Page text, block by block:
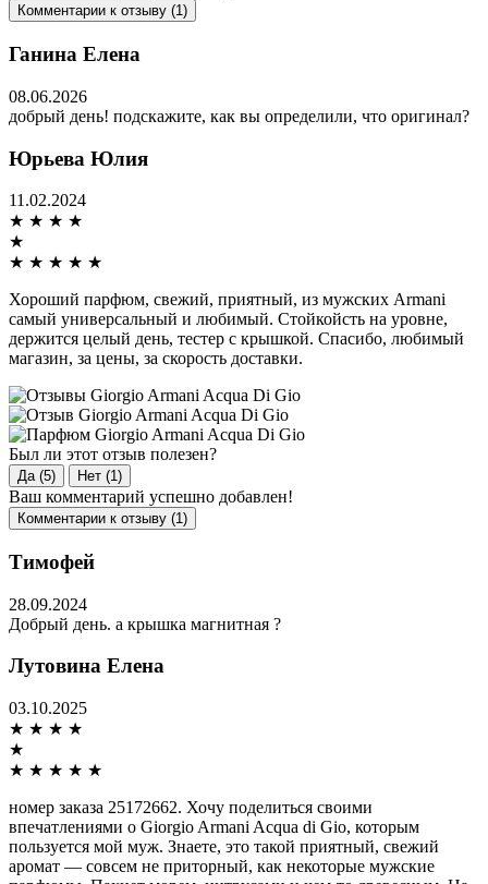
Комментарии к отзыву (1)
Ганина Елена
08.06.2026
добрый день! подскажите, как вы определили, что оригинал?
Юрьева Юлия
11.02.2024
★ ★ ★ ★
★
★ ★ ★ ★ ★
Хороший парфюм, свежий, приятный, из мужских Armani
самый универсальный и любимый. Стойкойсть на уровне,
держится целый день, тестер с крышкой. Спасибо, любимый
магазин, за цены, за скорость доставки.
Был ли этот отзыв полезен?
Да (5) Нет (1)
Ваш комментарий успешно добавлен!
Комментарии к отзыву (1)
Тимофей
28.09.2024
Добрый день. а крышка магнитная ?
Лутовина Елена
03.10.2025
★ ★ ★ ★
★
★ ★ ★ ★ ★
номер заказа 25172662. Хочу поделиться своими
впечатлениями о Giorgio Armani Acqua di Giо, которым
пользуется мой муж. Знаете, это такой приятный, свежий
аромат — совсем не приторный, как некоторые мужские